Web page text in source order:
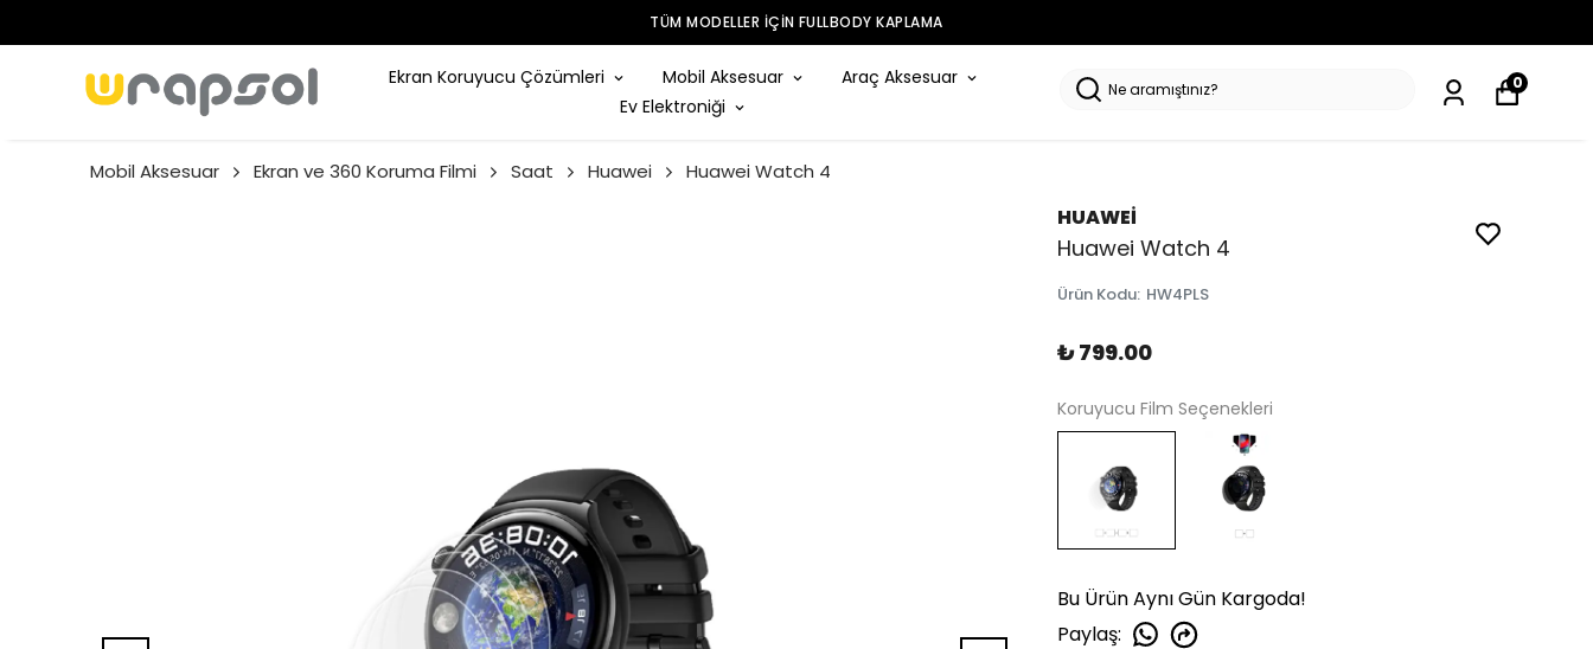
TÜM MODELLER IÇIN FULLBODY KAPLAMA
Ekran Koruyucu Çözümleri Mobil Aksesuar
Araç Aksesuar
Ev Elektroniği
0
Mobil Aksesuar Ekran ve 360 Koruma Filmi Saat Huawei Huawei Watch 4
HUAWEİ
Huawei Watch 4
Ürün Kodu: HW4PLS
₺ 799.00
Koruyucu Film Seçenekleri
Bu Ürün Aynı Gün Kargoda!
Paylaş: